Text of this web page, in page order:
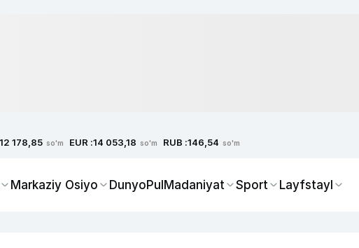
12 178,85 so'm EUR :14 053,18 so'm RUB :146,54 so'm
Markaziy Osiyo DunyoPulMadaniyat Sport Layfstayl